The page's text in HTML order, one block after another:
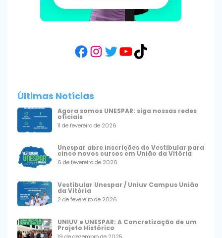
Facebook
Instagram
Twitter
YouTube
TikTok
Últimas Notícias
Agora somos UNESPAR: siga nossas redes
oficiais
11 de fevereiro de 2026
Unespar abre inscrições do Vestibular para
cinco novos cursos em União da Vitória
6 de fevereiro de 2026
Vestibular Unespar / Uniuv Campus União
da Vitória
2 de fevereiro de 2026
UNIUV e UNESPAR: A Concretização de um
Projeto Histórico
19 de dezembro de 2025